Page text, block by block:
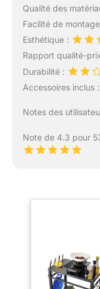
Qualité des
Facilité de
Esthétique :
Rapport qualité-
Durabilité :
Accessoires inclus :
Notes des
Note de 4.3 pour